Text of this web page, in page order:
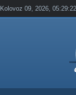
Kolovoz 09, 2026, 05:29:22